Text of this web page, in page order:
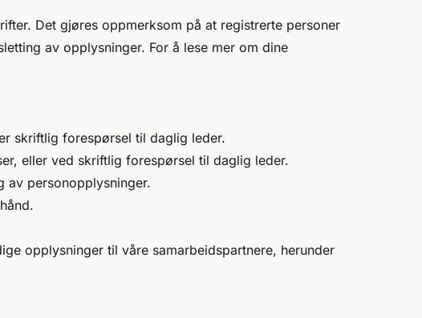
Det gjøres oppmerksom på at registrerte personer
av opplysninger. For å lese mer om dine
skriftlig forespørsel til daglig leder.
eller ved skriftlig forespørsel til daglig leder.
av personopplysninger.
opplysninger til våre samarbeidspartnere, herunder